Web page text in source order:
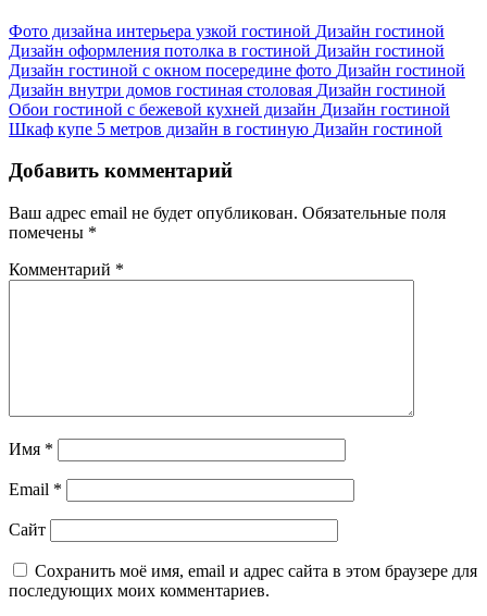
Фото дизайна интерьера узкой гостиной Дизайн гостиной
Дизайн оформления потолка в гостиной Дизайн гостиной
Дизайн гостиной с окном посередине фото Дизайн гостиной
Дизайн внутри домов гостиная столовая Дизайн гостиной
Обои гостиной с бежевой кухней дизайн Дизайн гостиной
Шкаф купе 5 метров дизайн в гостиную Дизайн гостиной
Добавить комментарий
Ваш адрес email не будет опубликован. Обязательные поля
помечены *
Комментарий *
Имя *
Email *
Сайт
Сохранить моё имя, email и адрес сайта в этом браузере для
последующих моих комментариев.